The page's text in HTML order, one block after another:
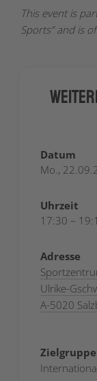
This event is
Sports” and is
Datum
Mo.,
Uhrzeit
17:30 –
Adresse
Ulrike-
A-5020
Zielgruppe